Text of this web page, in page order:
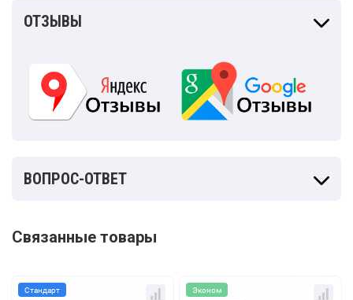
ОТЗЫВЫ
ВОПРОС-ОТВЕТ
Связанные товары
Стандарт Эконом